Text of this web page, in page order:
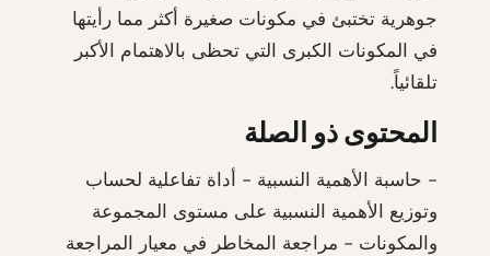
جوهرية تختبئ في مكونات صغيرة أكثر مما رأيتها
في المكونات الكبرى التي تحظى بالاهتمام الأكبر
تلقائياً.
المحتوى ذو الصلة
- حاسبة الأهمية النسبية - أداة تفاعلية لحساب
وتوزيع الأهمية النسبية على مستوى المجموعة
والمكونات - مراجعة المخاطر في معيار المراجعة